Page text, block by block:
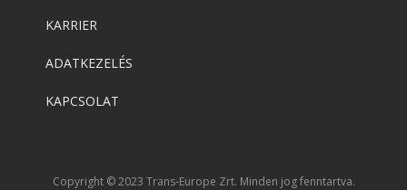
KARRIER
ADATKEZELÉS
KAPCSOLAT
Copyright © 2023 Trans-Europe Zrt. Minden jog fenntartva.